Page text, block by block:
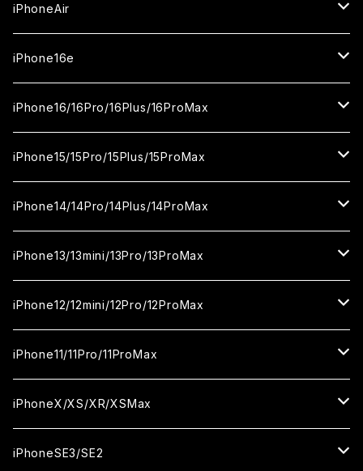
セラミックフィルム
カメラ用フィルム
iPhone17
ガラスフィルム
セラミックフィルム
iPhone17Pro
ガラスフィルム
セラミックフィルム
iPhone17proMax
ガラスフィルム
セラミックフィルム
iPhoneAir
ガラスフィルム
セラミックフィルム
カメラ用フィルム
iPhone16e
ガラスフィルム
セラミックフィルム
カメラ用フィルム
iPhone16/16Pro/16Plus/16ProMax
iPhone16
ガラスフィルム
セラミックフィルム
iPhone16Pro
ガラスフィルム
セラミックフィルム
iPhone16Plus
ガラスフィルム
セラミックフィルム
iPhone16ProMax
ガラスフィルム
セラミックフィルム
iPhone15/15Pro/15Plus/15ProMax
iPhone15
ガラスフィルム
セラミックフィルム
iPhone15Pro
ガラスフィルム
セラミックフィルム
iPhone15Plus
ガラスフィルム
セラミックフィルム
iPhone15ProMax
ガラスフィルム
セラミックフィルム
iPhone14/14Pro/14Plus/14ProMax
iPhone14
ガラスフィルム
セラミックフィルム
iPhone14Pro
ガラスフィルム
セラミックフィルム
iPhone14Plus
ガラスフィルム
セラミックフィルム
iPhone14ProMax
ガラスフィルム
iPhone13/13mini/13Pro/13ProMax
iPhone13/13Pro
ガラスフィルム
セラミックフィルム
iPhone13mini
ガラスフィルム
セラミックフィルム
iPhone13ProMax
ガラスフィルム
iPhone12/12mini/12Pro/12ProMax
iPhone12/12Pro
ガラスフィルム
セラミックフィルム
iPhone12mini
ガラスフィルム
iPhone12ProMax
iPhone11/11Pro/11ProMax
iPhone11
ガラスフィルム
iPhone11Pro
iPhoneX/XS/XR/XSMax
iPhoneX
iPhoneSE3/SE2